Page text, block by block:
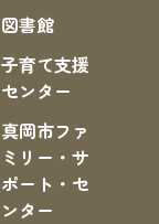
図書館
子育て支援
センター
真岡市ファ
ミリー・サ
ポート・セ
ンター